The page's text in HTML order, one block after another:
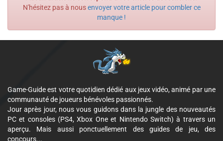
N'hésitez pas à nousenvoyer votre article pour combler ce
manque !
Game-Guide est votre quotidien dédié aux jeux vidéo, animé par une
communauté de joueurs bénévoles passionnés.
Jour après jour, nous vous guidons dans la jungle des nouveautés
PC et consoles (PS4, Xbox One et Nintendo Switch) à travers un
aperçu. Mais aussi ponctuellement des guides de jeu, des
concours...